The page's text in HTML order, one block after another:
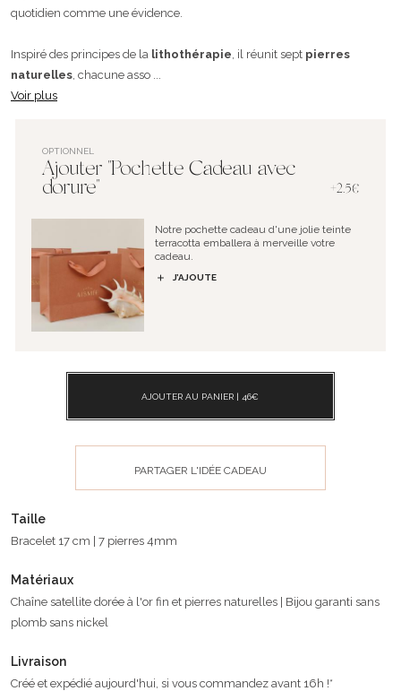
quotidien comme une évidence.
Inspiré des principes de la lithothérapie, il réunit sept pierres
naturelles, chacune asso ...
Voir plus
OPTIONNEL
Ajouter "Pochette Cadeau avec
dorure"
+2.5€
Notre pochette cadeau d'une jolie teinte
terracotta emballera à merveille votre
cadeau.
J’AJOUTE
AJOUTER AU PANIER | 46€
PARTAGER L'IDÉE CADEAU
Taille
Bracelet 17 cm | 7 pierres 4mm
Matériaux
Chaîne satellite dorée à l'or fin et pierres naturelles | Bijou garanti sans
plomb sans nickel
Livraison
Créé et expédié aujourd'hui, si vous commandez avant 16h !*